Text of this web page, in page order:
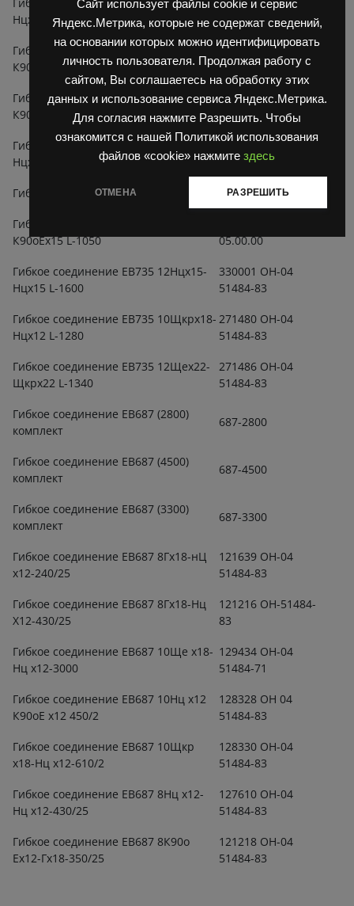
Сайт использует файлы cookie и сервис
Яндекс.Метрика, которые не содержат сведений,
на основании которых можно идентифицировать
личность пользователя. Продолжая работу с
сайтом, Вы соглашаетесь на обработку этих
данных и использование сервиса Яндекс.Метрика.
Для согласия нажмите Разрешить. Чтобы
ознакомится с нашей Политикой использования
файлов «cookie» нажмите здесь
ОТМЕНА РАЗРЕШИТЬ
Нцx15 L-3020
51484-71
Гибкое соединение ЕВ717 8Ннх12-
К90Ех12-320/25
189709 ОН-04
51484-83
Гибкое соединение ЕВ717 8Нцх12-
К90оЕх12-450/25
468305 ОН-04
51484-83
Гибкое соединение ЕВ717 8Гх18-
Нцх12-520/25
123999 ОН-04
51484-83
Гибкое соединение ЕВ717 комплект 717
Гибкое соединение ЕВ735 12Нцx15-
К90оЕx15 L-1050
05.00.00
Гибкое соединение ЕВ735 12Нцx15-
Нцx15 L-1600
330001 ОН-04
51484-83
Гибкое соединение ЕВ735 10Щкрx18-
Нцx12 L-1280
271480 ОН-04
51484-83
Гибкое соединение ЕВ735 12Щеx22-
Щкрx22 L-1340
271486 ОН-04
51484-83
Гибкое соединение ЕВ687 (2800)
комплект
687-2800
Гибкое соединение ЕВ687 (4500)
комплект
687-4500
Гибкое соединение ЕВ687 (3300)
комплект
687-3300
Гибкое соединение ЕВ687 8Гх18-нЦ
х12-240/25
121639 ОН-04
51484-83
Гибкое соединение ЕВ687 8Гх18-Нц
Х12-430/25
121216 ОН-51484-
83
Гибкое соединение ЕВ687 10Ще х18-
Нц х12-3000
129434 ОН-04
51484-71
Гибкое соединение ЕВ687 10Нц х12
К90оЕ х12 450/2
128328 ОН 04
51484-83
Гибкое соединение ЕВ687 10Щкр
х18-Нц х12-610/2
128330 ОН-04
51484-83
Гибкое соединение ЕВ687 8Нц х12-
Нц х12-430/25
127610 ОН-04
51484-83
Гибкое соединение ЕВ687 8К90о
Ех12-Гх18-350/25
121218 ОН-04
51484-83